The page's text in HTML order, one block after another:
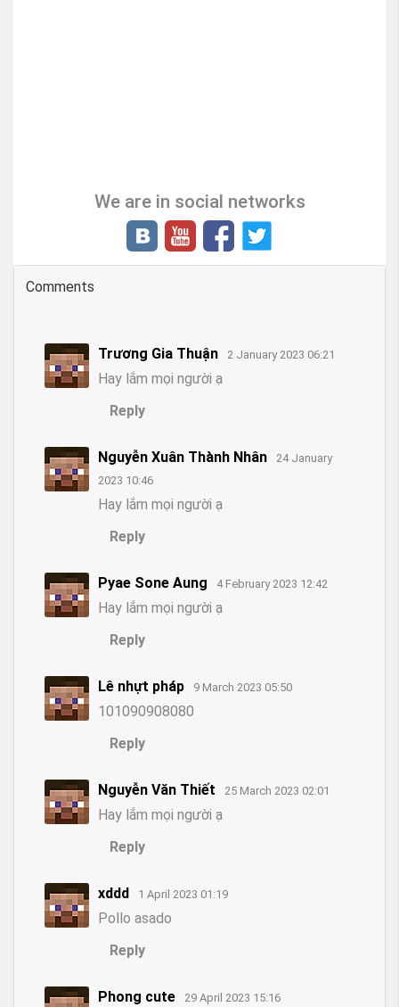
We are in social networks
Comments
Trương Gia Thuận 2 January 2023 06:21
Hay lắm mọi người ạ
Reply
Nguyễn Xuân Thành Nhân
24 January
2023 10:46
Hay lắm mọi người ạ
Reply
Pyae Sone Aung 4 February 2023 12:42
Hay lắm mọi người ạ
Reply
Lê nhựt pháp 9 March 2023 05:50
101090908080
Reply
Nguyễn Văn Thiết 25 March 2023 02:01
Hay lắm mọi người ạ
Reply
xddd 1 April 2023 01:19
Pollo asado
Reply
Phong cute 29 April 2023 15:16